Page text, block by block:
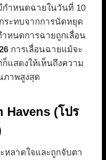
กำหนดฉายในวันที่ 10
ระทบจากการนัดหยุด
ำหนดการฉายถูกเลื่อน
การเลื่อนฉายแม้จะ
แสดงให้เห็นถึงความ
ภาพสูงสุด
Havens (โปร
หลาดใจและถูกจับตา